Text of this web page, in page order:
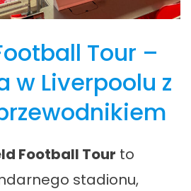
Tour –
w Liverpoolu z
Football Tour to
stadionu,